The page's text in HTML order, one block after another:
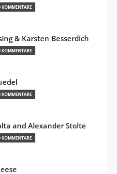
KOMMENTARE
& Karsten Besserdich
KOMMENTARE
KOMMENTARE
and Alexander Stolte
KOMMENTARE